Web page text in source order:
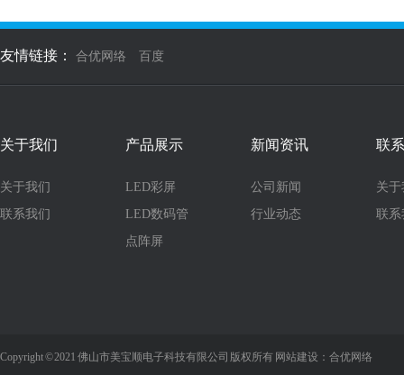
友情链接： 合优网络 百度
关于我们
关于我们
联系我们
产品展示
LED彩屏
LED数码管
点阵屏
新闻资讯
公司新闻
行业动态
联
关
联系
Copyright © 2021 佛山市美宝顺电子科技有限公司 版权所有 网站建设 ： 合优网络